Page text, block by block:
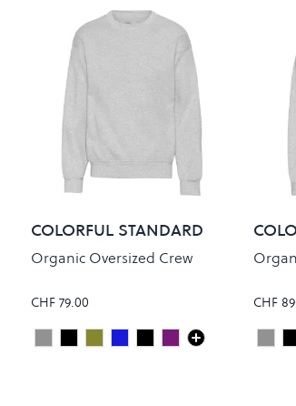
COLORFUL STANDARD
Organic Oversized Crew
CHF 79.00
Colour
Heather Grey
Deep Black
Dusty Olive
Faded Indigo
Faded Black
Pearly Purple
CHF
Colour